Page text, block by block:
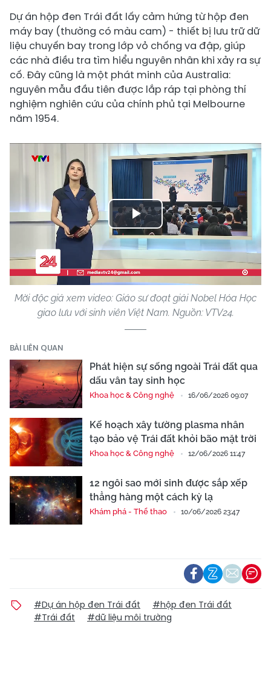
Dự án hộp đen Trái đất lấy cảm hứng từ hộp đen
máy bay (thường có màu cam) - thiết bị lưu trữ dữ
liệu chuyến bay trong lớp vỏ chống va đập, giúp
các nhà điều tra tìm hiểu nguyên nhân khi xảy ra sự
cố. Đây cũng là một phát minh của Australia:
nguyên mẫu đầu tiên được lắp ráp tại phòng thí
nghiệm nghiên cứu của chính phủ tại Melbourne
năm 1954.
Play
Video
Mời độc giả xem video: Giáo sư đoạt giải Nobel Hóa Học
giao lưu với sinh viên Việt Nam. Nguồn: VTV24.
BÀI LIÊN QUAN
Phát hiện sự sống ngoài Trái đất qua
dấu vân tay sinh học
Khoa học & Công nghệ 16/06/2026 09:07
Kế hoạch xây tường plasma nhân
tạo bảo vệ Trái đất khỏi bão mặt trời
Khoa học & Công nghệ 12/06/2026 11:47
12 ngôi sao mới sinh được sắp xếp
thẳng hàng một cách kỳ lạ
Khám phá - Thể thao 10/06/2026 23:47
#Dự án hộp đen Trái đất
#hộp đen Trái đất
#Trái đất
#dữ liệu môi trường